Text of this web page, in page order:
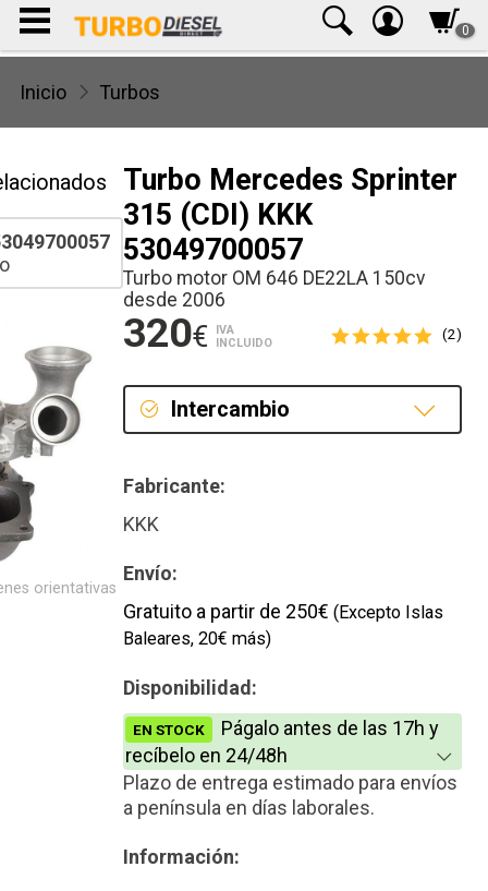
0
Inicio Turbos
Turbo Mercedes Sprinter
315 (CDI) KKK
53049700057
Turbo motor OM 646 DE22LA 150cv
desde 2006
320€
IVA
INCLUIDO
(2)
Intercambio
Fabricante:
KKK
Envío:
Gratuito a partir de 250€ (Excepto Islas
Baleares, 20€ más)
Disponibilidad:
EN STOCK
Págalo antes de las 17h y
recíbelo en 24/48h
Plazo de entrega estimado para envíos
a península en días laborales.
Información:
orientativas